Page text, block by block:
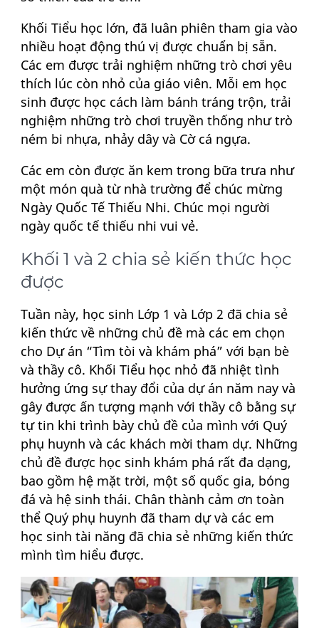
Khối Tiểu học lớn, đã luân phiên tham gia vào
nhiều hoạt động thú vị được chuẩn bị sẵn.
Các em được trải nghiệm những trò chơi yêu
thích lúc còn nhỏ của giáo viên. Mỗi em học
sinh được học cách làm bánh tráng trộn, trải
nghiệm những trò chơi truyền thống như trò
ném bi nhựa, nhảy dây và Cờ cá ngựa.
Các em còn được ăn kem trong bữa trưa như
một món quà từ nhà trường để chúc mừng
Ngày Quốc Tế Thiếu Nhi. Chúc mọi người
ngày quốc tế thiếu nhi vui vẻ.
Khối 1 và 2 chia sẻ kiến thức học
được
Tuần này, học sinh Lớp 1 và Lớp 2 đã chia sẻ
kiến thức về những chủ đề mà các em chọn
cho Dự án “Tìm tòi và khám phá” với bạn bè
và thầy cô. Khối Tiểu học nhỏ đã nhiệt tình
hưởng ứng sự thay đổi của dự án năm nay và
gây được ấn tượng mạnh với thầy cô bằng sự
tự tin khi trình bày chủ đề của mình với Quý
phụ huynh và các khách mời tham dự. Những
chủ đề được học sinh khám phá rất đa dạng,
bao gồm hệ mặt trời, một số quốc gia, bóng
đá và hệ sinh thái. Chân thành cảm ơn toàn
thể Quý phụ huynh đã tham dự và các em
học sinh tài năng đã chia sẻ những kiến thức
mình tìm hiểu được.